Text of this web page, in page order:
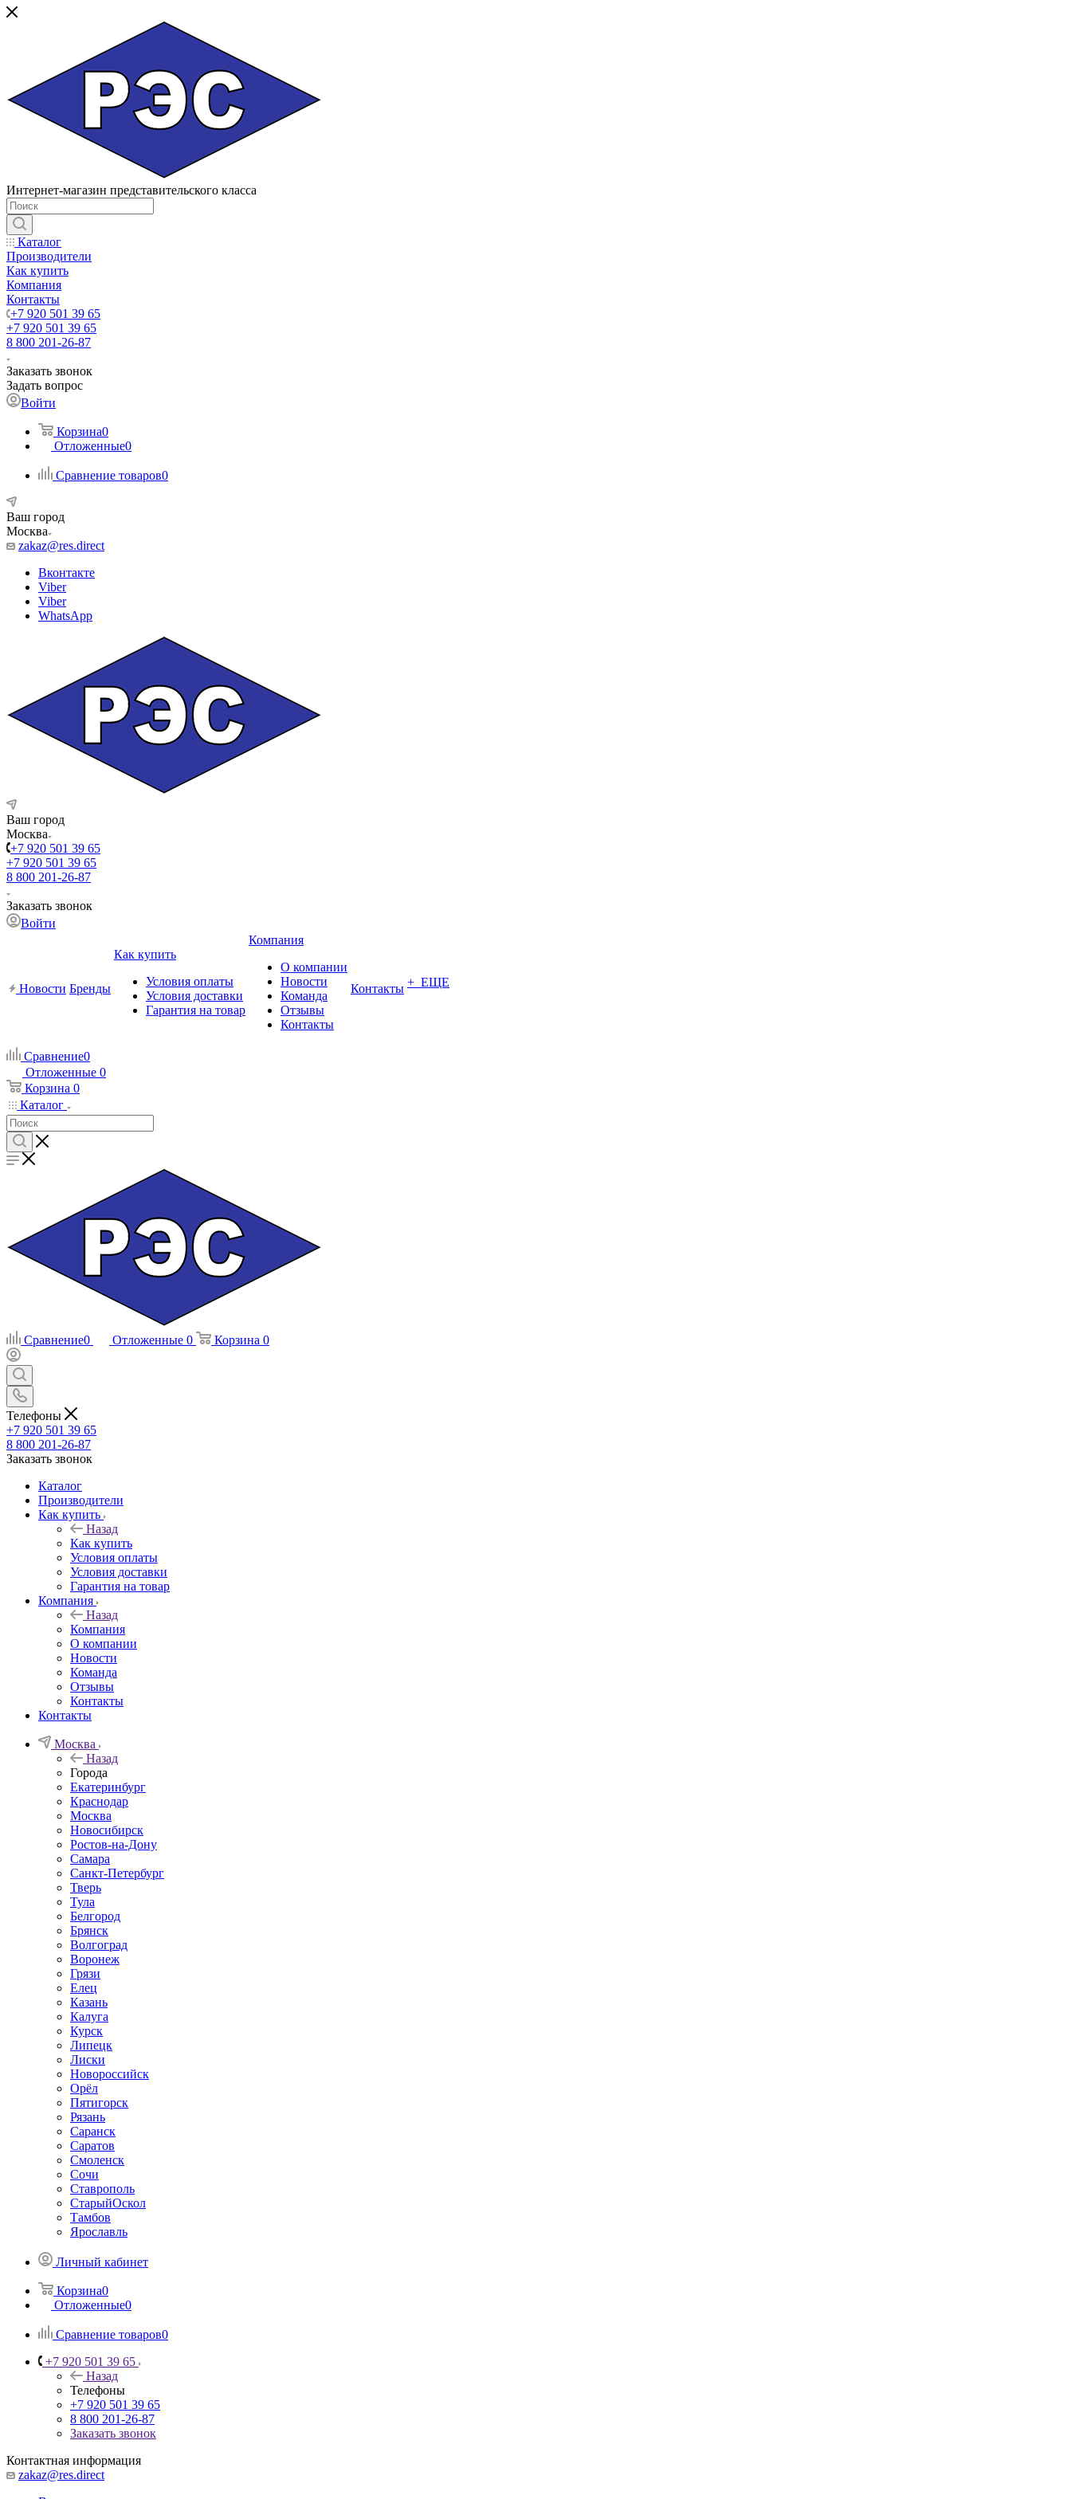
Интернет-магазин представительского класса
Каталог
Производители
Как купить
Компания
Контакты
+7 920 501 39 65
+7 920 501 39 65
8 800 201-26-87
Заказать звонок
Задать вопрос
Войти
Корзина0
Отложенные0
Сравнение товаров0
Ваш город
Москва
zakaz@res.direct
Вконтакте
Viber
Viber
WhatsApp
Ваш город
Москва
+7 920 501 39 65
+7 920 501 39 65
8 800 201-26-87
Заказать звонок
Войти
Новости Бренды
Как купить
Условия оплаты
Условия доставки
Гарантия на товар
Компания
О компании
Новости
Команда
Отзывы
Контакты
Контакты + ЕЩЕ
Сравнение0
Отложенные 0
Корзина 0
Каталог
Сравнение0 Отложенные 0 Корзина 0
Телефоны
+7 920 501 39 65
8 800 201-26-87
Заказать звонок
Каталог
Производители
Как купить
Назад
Как купить
Условия оплаты
Условия доставки
Гарантия на товар
Компания
Назад
Компания
О компании
Новости
Команда
Отзывы
Контакты
Контакты
Москва
Назад
Города
Екатеринбург
Краснодар
Москва
Новосибирск
Ростов-на-Дону
Самара
Санкт-Петербург
Тверь
Тула
Белгород
Брянск
Волгоград
Воронеж
Грязи
Елец
Казань
Калуга
Курск
Липецк
Лиски
Новороссийск
Орёл
Пятигорск
Рязань
Саранск
Саратов
Смоленск
Сочи
Ставрополь
СтарыйОскол
Тамбов
Ярославль
Личный кабинет
Корзина0
Отложенные0
Сравнение товаров0
+7 920 501 39 65
Назад
Телефоны
+7 920 501 39 65
8 800 201-26-87
Заказать звонок
Контактная информация
zakaz@res.direct